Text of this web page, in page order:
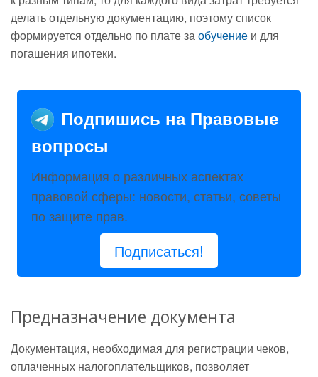
делать отдельную документацию, поэтому список
формируется отдельно по плате заобучение и для
погашения ипотеки.
Подпишись на Правовые
вопросы
Информация о различных аспектах
правовой сферы: новости, статьи, советы
по защите прав.
Подписаться!
Предназначение документа
Документация, необходимая для регистрации чеков,
оплаченных налогоплательщиков, позволяет